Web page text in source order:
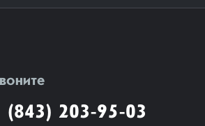
(843) 203-95-03